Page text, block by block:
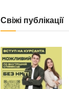
Свіжі публікації